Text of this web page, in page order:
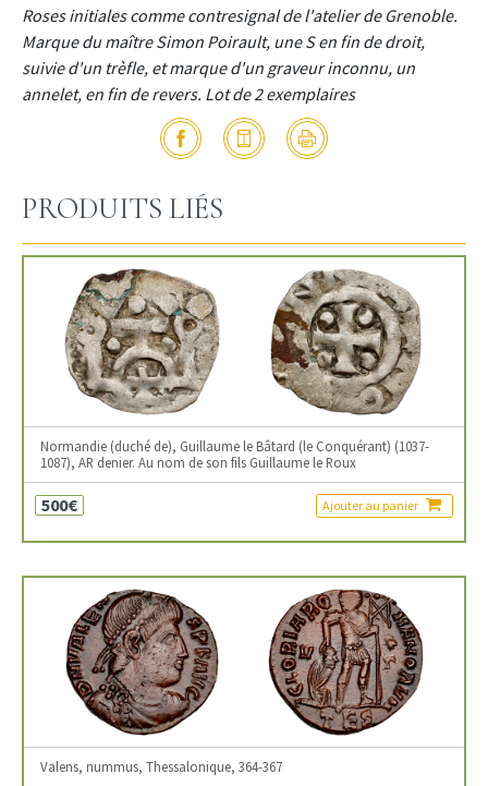
Roses initiales comme contresignal de l'atelier de Grenoble.
Marque du maître Simon Poirault, une S en fin de droit,
suivie d'un trèfle, et marque d'un graveur inconnu, un
annelet, en fin de revers. Lot de 2 exemplaires
PRODUITS LIÉS
Normandie (duché de), Guillaume le Bâtard (le Conquérant) (1037-
1087), AR denier. Au nom de son fils Guillaume le Roux
500€ Ajouter au panier
Valens, nummus, Thessalonique, 364-367